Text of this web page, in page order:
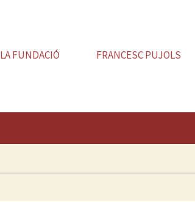
LA FUNDACIÓ
FRANCESC PUJOLS